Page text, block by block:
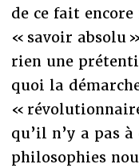
de ce fait
« savoir absolu
rien une
quoi la
«
qu’il n’y a pas
philosophies